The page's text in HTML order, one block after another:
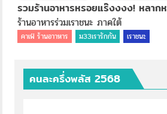
รวมร้านอาหารหรอยแร๊งงงง! หลาก
ร้านอาหารร่วมเราชนะ ภาคใต้
คาเฟ่ ร้านอาาหาร ม33เรารักกัน เราชนะ
คนละครึ่งพลัส 2568